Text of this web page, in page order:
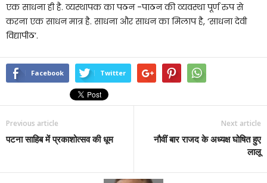
एक साधना ही है. व्यस्थापक का पठन -पाठन की व्यवस्था पूर्ण रुप से
करना एक साधन मात्र है. साधना और साधन का मिलाप है, ‘साधना देवी
विद्यापीठ’.
Facebook Twitter
Previous article
पटना साहिब में प्रकाशोत्सव की धूम
Next article
नौवीं बार राजद के अध्यक्ष घोषित हुए
लालू